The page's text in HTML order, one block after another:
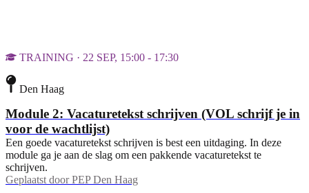
TRAINING · 22 SEP, 15:00 - 17:30
Den Haag
Module 2: Vacaturetekst schrijven (VOL schrijf je in
voor de wachtlijst)
Een goede vacaturetekst schrijven is best een uitdaging. In deze
module ga je aan de slag om een pakkende vacaturetekst te
schrijven.
Geplaatst door PEP Den Haag